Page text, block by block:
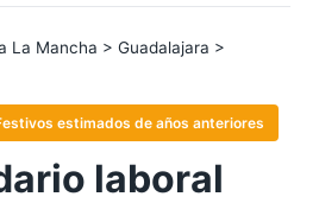
La Mancha > Guadalajara >
estimados de años anteriores
laboral